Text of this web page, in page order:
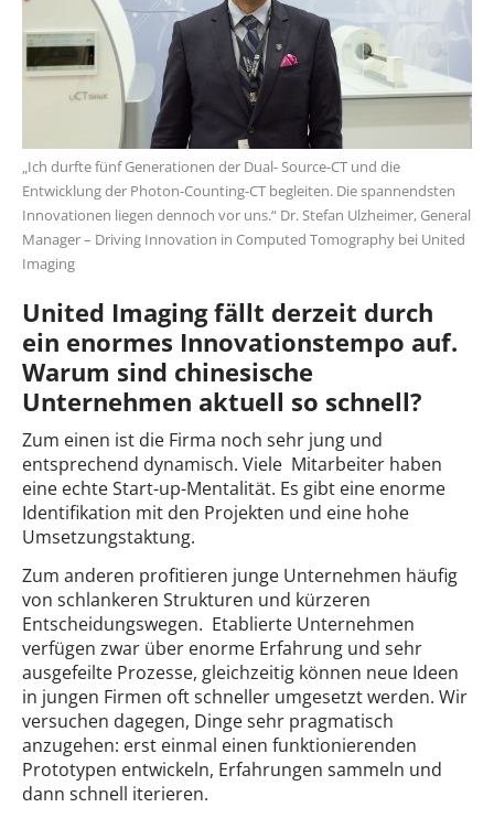
„Ich durfte fünf Generationen der Dual- Source-CT und die
Entwicklung der Photon-Counting-CT begleiten. Die spannendsten
Innovationen liegen dennoch vor uns.“ Dr. Stefan Ulzheimer, General
Manager – Driving Innovation in Computed Tomography bei United
Imaging
United Imaging fällt derzeit durch
ein enormes Innovationstempo auf.
Warum sind chinesische
Unternehmen aktuell so schnell?
Zum einen ist die Firma noch sehr jung und
entsprechend dynamisch. Viele Mitarbeiter haben
eine echte Start-up-Mentalität. Es gibt eine enorme
Identifikation mit den Projekten und eine hohe
Umsetzungstaktung.
Zum anderen profitieren junge Unternehmen häufig
von schlankeren Strukturen und kürzeren
Entscheidungswegen. Etablierte Unternehmen
verfügen zwar über enorme Erfahrung und sehr
ausgefeilte Prozesse, gleichzeitig können neue Ideen
in jungen Firmen oft schneller umgesetzt werden. Wir
versuchen dagegen, Dinge sehr pragmatisch
anzugehen: erst einmal einen funktionierenden
Prototypen entwickeln, Erfahrungen sammeln und
dann schnell iterieren.